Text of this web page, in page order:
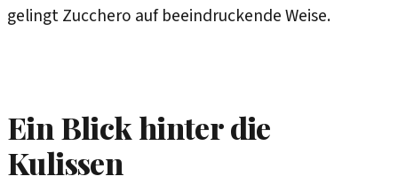
gelingt Zucchero auf beeindruckende Weise.
Ein Blick hinter die
Kulissen